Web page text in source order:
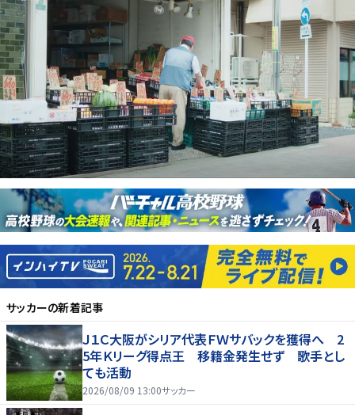
サッカーの新着記事
Ｊ１Ｃ大阪がシリア代表ＦＷサバックを獲得へ 2
5年Ｋリーグ得点王 移籍金発生せず 歌手とし
ても活動
2026/08/09 13:00サッカー